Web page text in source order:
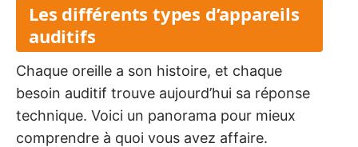
Les différents types d’appareils
auditifs
Chaque oreille a son histoire, et chaque
besoin auditif trouve aujourd’hui sa réponse
technique. Voici un panorama pour mieux
comprendre à quoi vous avez affaire.